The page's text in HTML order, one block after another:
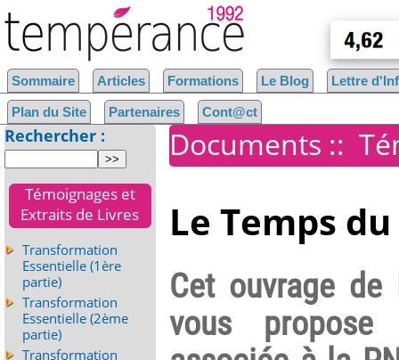
Documents ::
Le Temps
Cet ouvrage de
vous propose
Sommaire Articles Formations Le Blog Lettre
Plan du Site Partenaires Cont@ct
Rechercher :
Témoignages et
Extraits de Livres
Transformation
Essentielle (1ère
partie)
Transformation
Essentielle (2ème
partie)
Transformation